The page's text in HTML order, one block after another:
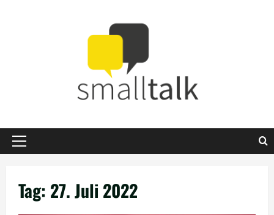
Primäres
Tag: 27. Juli 2022